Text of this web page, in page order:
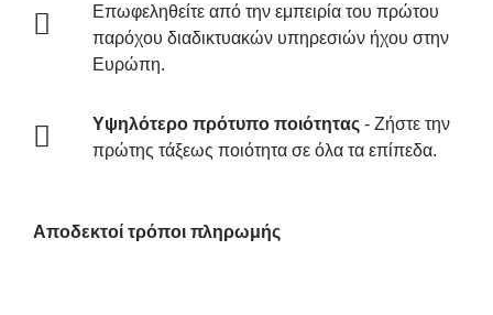
Επωφεληθείτε από την εμπειρία του πρώτου
παρόχου διαδικτυακών υπηρεσιών ήχου στην
Ευρώπη.
Υψηλότερο πρότυπο ποιότητας - Ζήστε την
πρώτης τάξεως ποιότητα σε όλα τα επίπεδα.
Αποδεκτοί τρόποι πληρωμής